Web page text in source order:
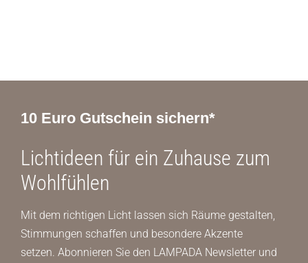
10 Euro Gutschein sichern*
Lichtideen für ein Zuhause zum
Wohlfühlen
Mit dem richtigen Licht lassen sich Räume gestalten,
Stimmungen schaffen und besondere Akzente
setzen. Abonnieren Sie den LAMPADA Newsletter und